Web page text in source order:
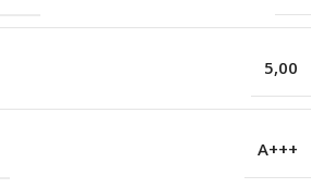
5,00
A+++